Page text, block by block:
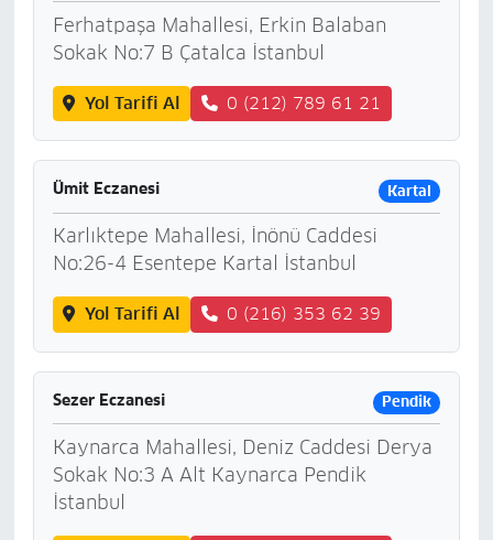
Ferhatpaşa Mahallesi, Erkin Balaban
Sokak No:7 B Çatalca İstanbul
Yol Tarifi Al 0 (212) 789 61 21
Ümit Eczanesi Kartal
Karlıktepe Mahallesi, İnönü Caddesi
No:26-4 Esentepe Kartal İstanbul
Yol Tarifi Al 0 (216) 353 62 39
Sezer Eczanesi Pendik
Kaynarca Mahallesi, Deniz Caddesi Derya
Sokak No:3 A Alt Kaynarca Pendik
İstanbul